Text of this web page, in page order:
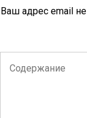
у
нас.
Ваш адрес email